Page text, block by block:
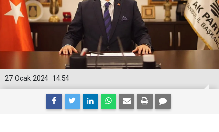
14:54
27 Ocak 2024